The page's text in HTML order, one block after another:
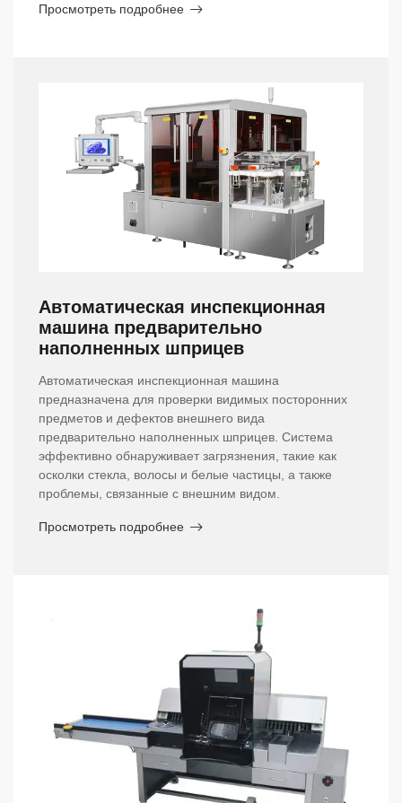
Просмотреть подробнее
Автоматическая инспекционная
машина предварительно
наполненных шприцев
Автоматическая инспекционная машина
предназначена для проверки видимых посторонних
предметов и дефектов внешнего вида
предварительно наполненных шприцев. Система
эффективно обнаруживает загрязнения, такие как
осколки стекла, волосы и белые частицы, а также
проблемы, связанные с внешним видом.
Просмотреть подробнее